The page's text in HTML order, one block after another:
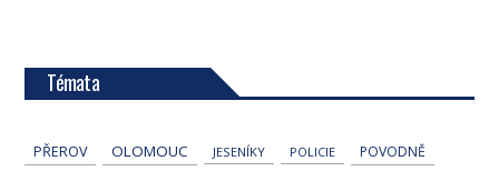
Témata
PŘEROV OLOMOUC JESENÍKY POLICIE POVODNĚ